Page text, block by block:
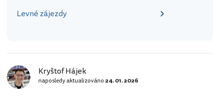
Levné zájezdy
Kryštof Hájek
naposledy aktualizováno24. 01. 2026